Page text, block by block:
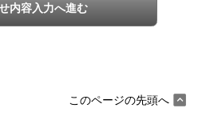
内容入力へ進む
このページの先頭へ